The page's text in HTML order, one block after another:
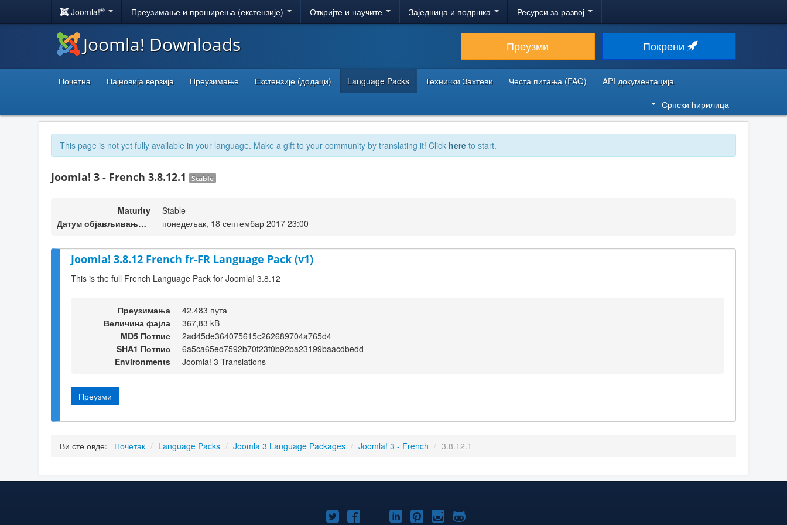
Joomla!® Преузимање и проширења (екстензије) Откријте и научите Заједница и подршка Ресурси за развој
Joomla! Downloads Преузми Покрени
Почетна Најновија верзија Преузимање Екстензије (додаци) Language Packs Технички Захтеви Честа питања (FAQ)
API документација
Српски ћирилица
This page is not yet fully available in your language. Make a gift to your community by translating it! Click here to start.
Joomla! 3 - French 3.8.12.1 Stable
Maturity
Stable
Датум објављивања верзије
понедељак, 18 септембар 2017 23:00
Joomla! 3.8.12 French fr-FR Language Pack (v1)
This is the full French Language Pack for Joomla! 3.8.12
Преузимања
42.483 пута
Величина фајла
367,83 kB
MD5 Потпис
2ad45de364075615c262689704a765d4
SHA1 Потпис
6a5ca65ed7592b70f23f0b92ba23199baacdbedd
Environments
Joomla! 3 Translations
Преузми
Ви сте овде: Почетак / Language Packs / Joomla 3 Language Packages / Joomla! 3 - French / 3.8.12.1
Joomla!Joomla!Joomla!
Joomla!Joomla!
Joomla!Joomla!